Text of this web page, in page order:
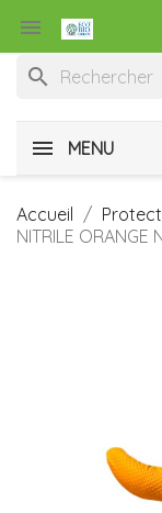

search
MENU
Accueil
NITRILE ORANGE